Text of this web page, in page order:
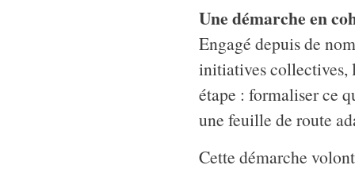
Une démarche en
Engagé depuis de
initiatives collectives,
étape : formaliser ce
une feuille de route
Cette démarche